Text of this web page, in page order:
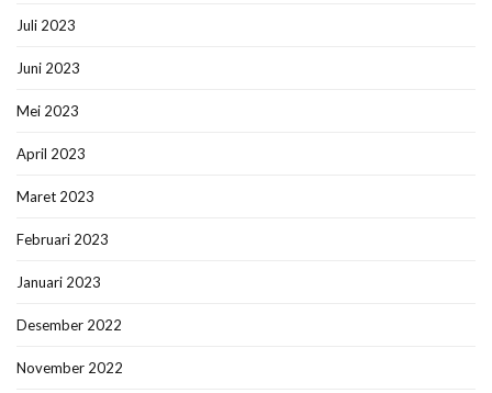
Juli 2023
Juni 2023
Mei 2023
April 2023
Maret 2023
Februari 2023
Januari 2023
Desember 2022
November 2022